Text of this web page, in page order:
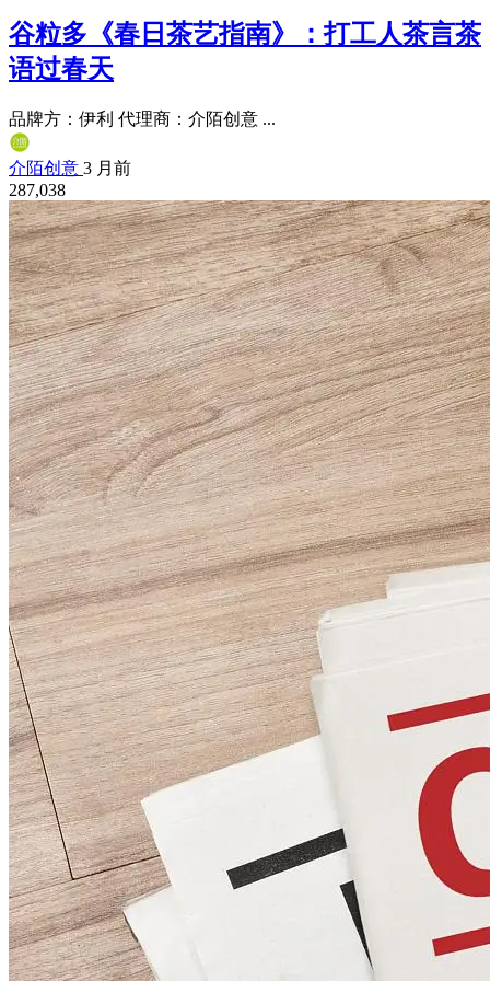
谷粒多《春日茶艺指南》：打工人茶言茶
语过春天
品牌方：伊利 代理商：介陌创意 ...
介陌创意 3 月前
287,038